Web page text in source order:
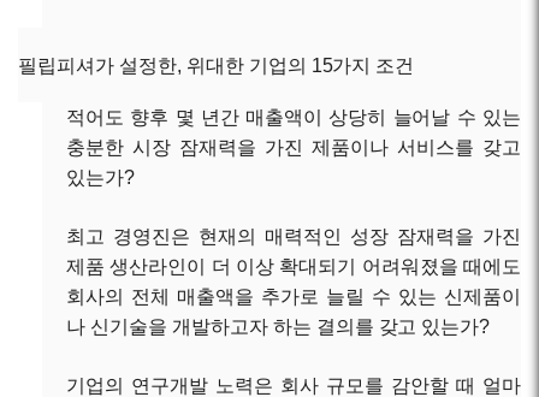
필립피셔가 설정한, 위대한 기업의 15가지 조건
적어도 향후 몇 년간 매출액이 상당히 늘어날 수 있는
충분한 시장 잠재력을 가진 제품이나 서비스를 갖고
있는가?
최고 경영진은 현재의 매력적인 성장 잠재력을 가진
제품 생산라인이 더 이상 확대되기 어려워졌을 때에도
회사의 전체 매출액을 추가로 늘릴 수 있는 신제품이
나 신기술을 개발하고자 하는 결의를 갖고 있는가?
기업의 연구개발 노력은 회사 규모를 감안할 때 얼마